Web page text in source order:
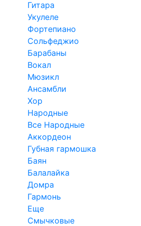
Гитара
Укулеле
Фортепиано
Сольфеджио
Барабаны
Вокал
Мюзикл
Ансамбли
Хор
Народные
Все Народные
Аккордеон
Губная гармошка
Баян
Балалайка
Домра
Гармонь
Еще
Смычковые